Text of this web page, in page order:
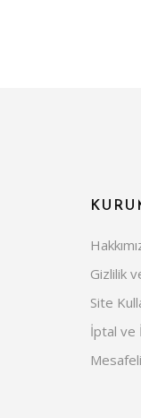
Gizlilik
Site
İptal ve